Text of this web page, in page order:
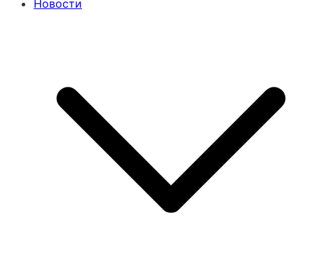
Новости